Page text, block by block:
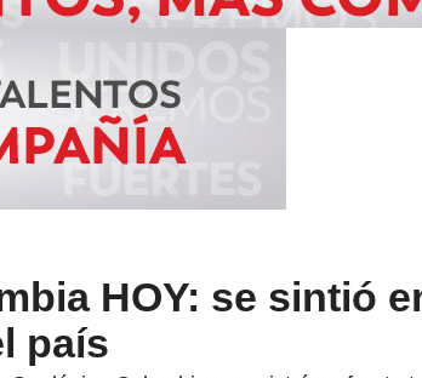
HOY: se sintió
país